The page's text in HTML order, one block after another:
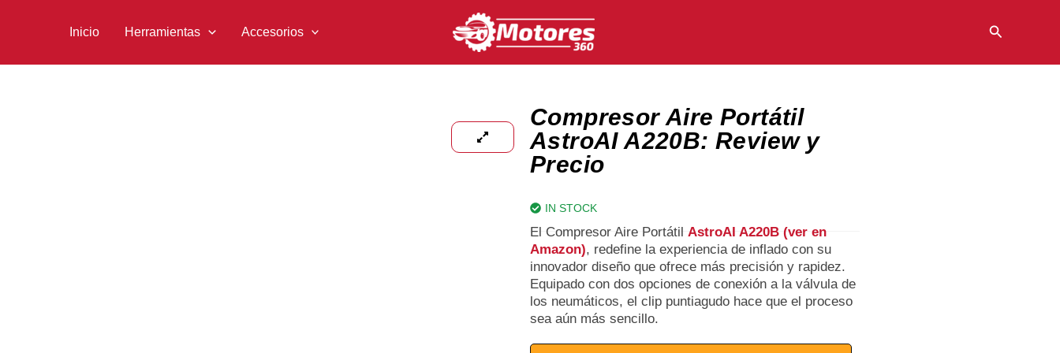
Inicio Herramientas Accesorios Buscar
Compresor Aire Portátil
AstroAI A220B: Review y
Precio
IN STOCK
El Compresor Aire Portátil AstroAI A220B (ver en
Amazon), redefine la experiencia de inflado con su
innovador diseño que ofrece más precisión y rapidez.
Equipado con dos opciones de conexión a la válvula de
los neumáticos, el clip puntiagudo hace que el proceso
sea aún más sencillo.